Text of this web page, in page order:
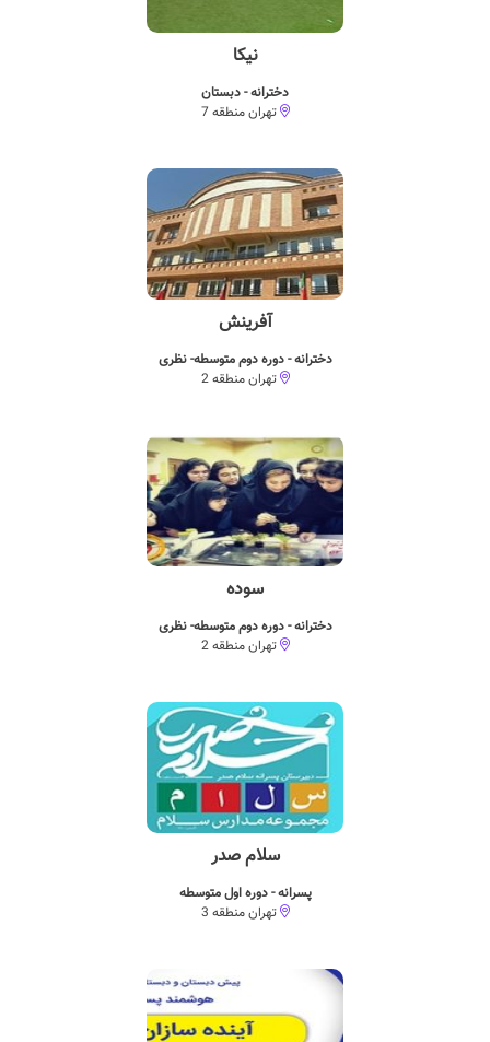
نیکا
دخترانه - دبستان
تهران منطقه 7
آفرینش
دخترانه - دوره دوم متوسطه- نظری
تهران منطقه 2
سوده
دخترانه - دوره دوم متوسطه- نظری
تهران منطقه 2
سلام صدر
پسرانه - دوره اول متوسطه
تهران منطقه 3